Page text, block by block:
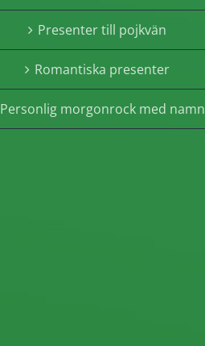
Presenter till pojkvän
Romantiska presenter
Personlig morgonrock med namn